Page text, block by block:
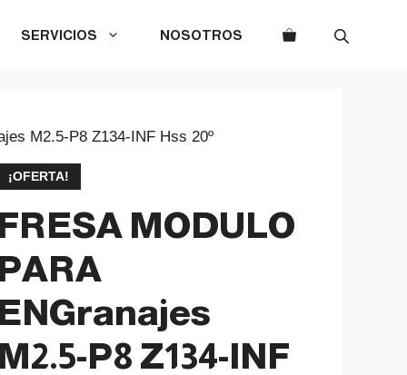
SERVICIOS NOSOTROS
M2.5-P8 Z134-INF Hss 20º
¡OFERTA!
FRESA MODULO
PARA
ENGranajes
M2.5-P8 Z134-INF